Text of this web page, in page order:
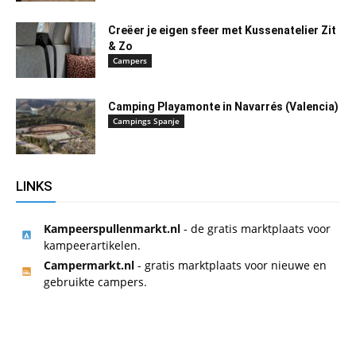
Creëer je eigen sfeer met Kussenatelier Zit
& Zo
Campers
Camping Playamonte in Navarrés (Valencia)
Campings Spanje
LINKS
Kampeerspullenmarkt.nl - de gratis marktplaats voor
kampeerartikelen.
Campermarkt.nl - gratis marktplaats voor nieuwe en
gebruikte campers.